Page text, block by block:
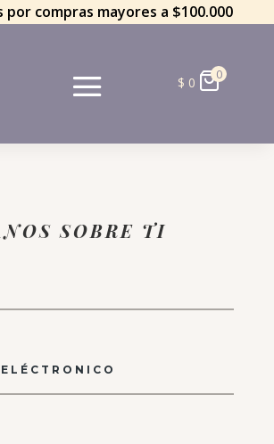
por compras mayores a $100.000
$ 0 0
SOBRE TI